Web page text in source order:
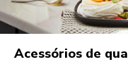
Acessórios de